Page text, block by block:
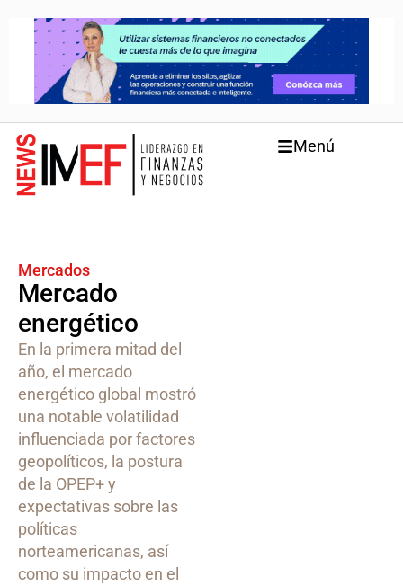
Menú
Mercados
Mercado
energético
En la primera mitad del
año, el mercado
energético global mostró
una notable volatilidad
influenciada por factores
geopolíticos, la postura
de la OPEP+ y
expectativas sobre las
políticas
norteamericanas, así
como su impacto en el